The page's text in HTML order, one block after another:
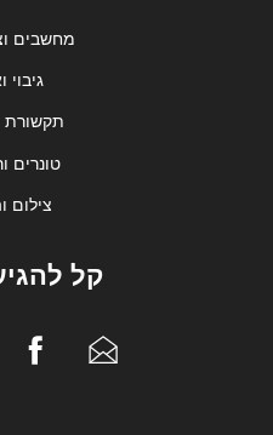
מחשבים
גיבוי
טונרים
צילום
קל